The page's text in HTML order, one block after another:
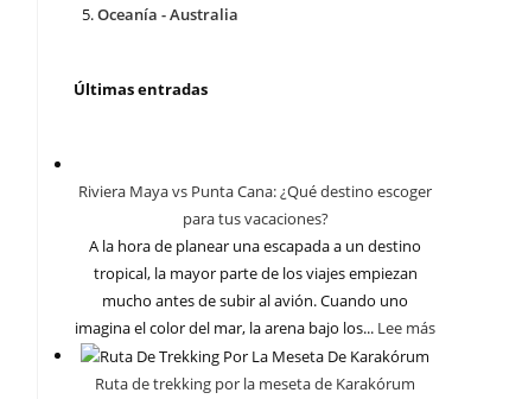
Oceanía - Australia
Últimas entradas
Riviera Maya vs Punta Cana: ¿Qué destino escoger
para tus vacaciones?
A la hora de planear una escapada a un destino
tropical, la mayor parte de los viajes empiezan
mucho antes de subir al avión. Cuando uno
imagina el color del mar, la arena bajo los... Lee más
Ruta de trekking por la meseta de Karakórum